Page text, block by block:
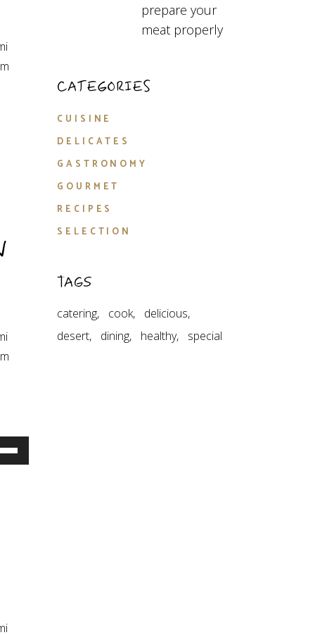
prepare your
meat properly
CATEGORIES
CUISINE
DELICATES
GASTRONOMY
GOURMET
RECIPES
SELECTION
TAGS
catering cook
delicious
desert
dining healthy special